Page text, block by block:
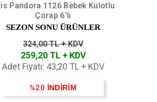
Pandora 1126 Bebek Külotlu
Çorap 6'lı
SEZON SONU ÜRÜNLER
324,00 TL + KDV
259,20 TL + KDV
Adet Fiyatı: 43,20 TL + KDV
%20 İNDİRİM